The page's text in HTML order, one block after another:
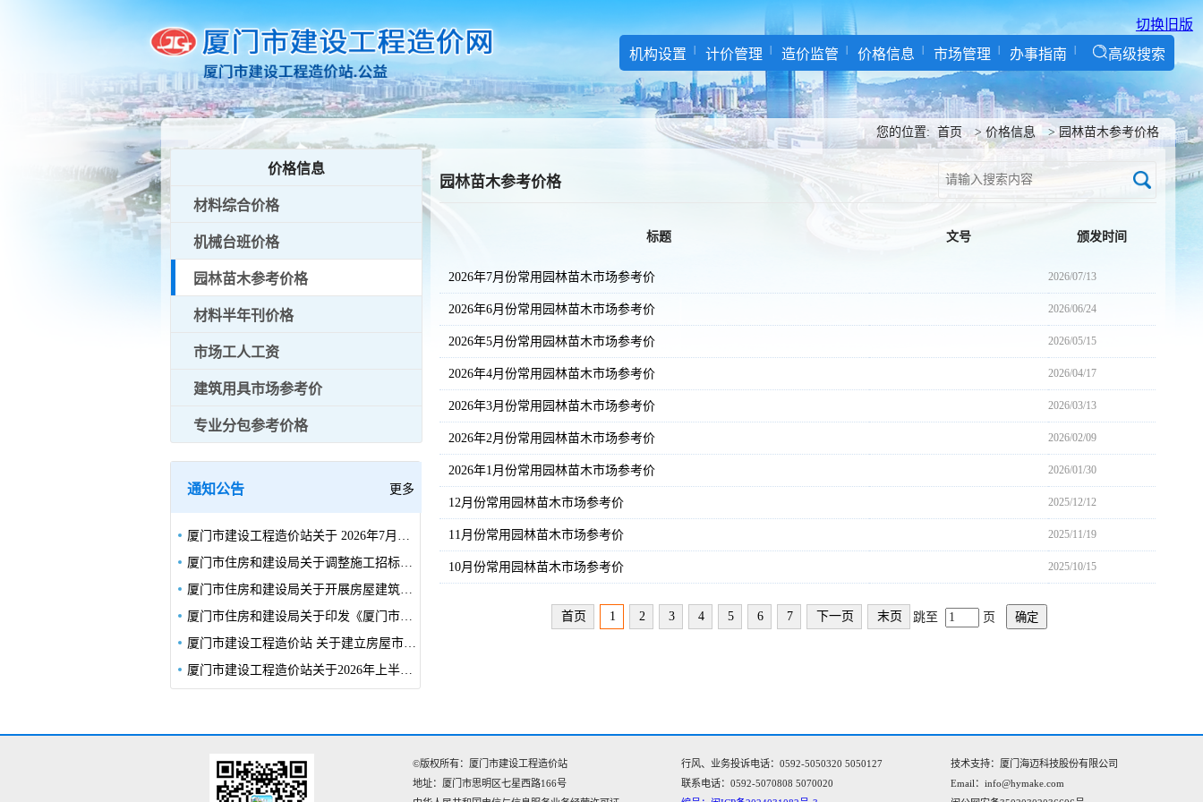
切换旧版
机构设置
计价管理 造价监管 价格信息 市场管理 办事指南 高级搜索
您的位置: 首页 >价格信息 >园林苗木参考价格
价格信息
材料综合价格
机械台班价格
园林苗木参考价格
材料半年刊价格
市场工人工资
建筑用具市场参考价
专业分包参考价格
通知公告 更多
厦门市建设工程造价站关于 2026年7月市管房建市政工程施工合同履约评价及劳务实名制检查情况的通知
厦门市住房和建设局关于调整施工招标示范文本部分条款的通知
厦门市住房和建设局关于开展房屋建筑和市政基础设施工程安全生产大排查大整治工作的通知
厦门市住房和建设局关于印发《厦门市住建领域人工智能三年行动计划》的通知
厦门市建设工程造价站 关于建立房屋市政工程在建项目欠款欠薪 隐患常态化排查工作机制的通知
厦门市建设工程造价站关于2026年上半年房屋市政工程施工承发包行为专项检查暨4-5月合同履约评价结果的通知
园林苗木参考价格
标题 文号 颁发时间
2026年7月份常用园林苗木市场参考价 2026/07/13
2026年6月份常用园林苗木市场参考价 2026/06/24
2026年5月份常用园林苗木市场参考价 2026/05/15
2026年4月份常用园林苗木市场参考价 2026/04/17
2026年3月份常用园林苗木市场参考价 2026/03/13
2026年2月份常用园林苗木市场参考价 2026/02/09
2026年1月份常用园林苗木市场参考价 2026/01/30
12月份常用园林苗木市场参考价 2025/12/12
11月份常用园林苗木市场参考价 2025/11/19
10月份常用园林苗木市场参考价 2025/10/15
首页 1 2 3 4 5 6 7 下一页 末页 跳至 页 确定
©版权所有：厦门市建设工程造价站
地址：厦门市思明区七星西路166号‌‌
行风、业务投诉电话：0592-5050320 5050127
联系电话：0592-5070808 5070020
技术支持：厦门海迈科技股份有限公司
Email：info@hymake.com